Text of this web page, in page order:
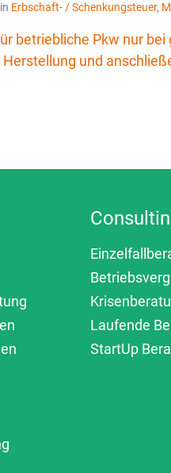
in Erbschaft- / Schenkungsteuer,
betriebliche Pkw nur bei
und
Laufende
StartUp